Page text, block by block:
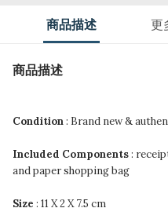
商品描述 更
商品描述
Condition: Brand new &
Included Components:
and paper shopping bag
Size : 11 X 2 X 7.5 cm